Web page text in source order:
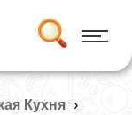
Кухня ›